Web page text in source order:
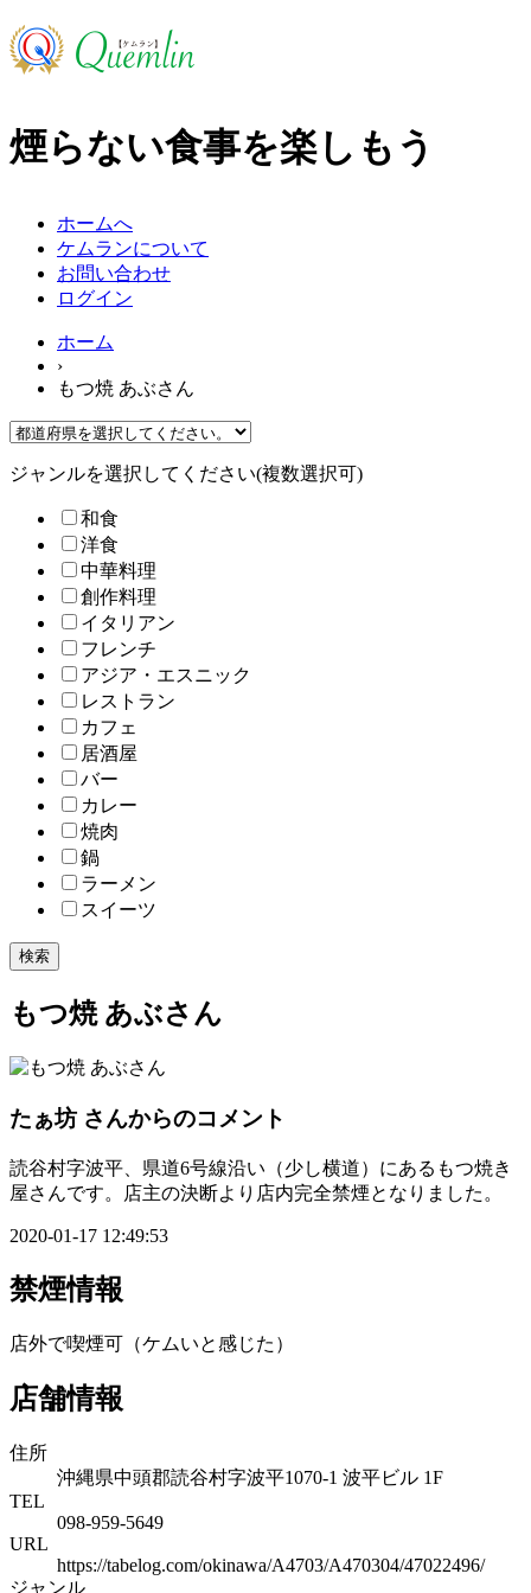
煙らない食事を楽しもう
ホームへ
ケムランについて
お問い合わせ
ログイン
ホーム
›
もつ焼 あぶさん
ジャンルを選択してください(複数選択可)
和食
洋食
中華料理
創作料理
イタリアン
フレンチ
アジア・エスニック
レストラン
カフェ
居酒屋
バー
カレー
焼肉
鍋
ラーメン
スイーツ
検索
もつ焼 あぶさん
たぁ坊 さんからのコメント
読谷村字波平、県道6号線沿い（少し横道）にあるもつ焼き
屋さんです。店主の決断より店内完全禁煙となりました。
2020-01-17 12:49:53
禁煙情報
店外で喫煙可（ケムいと感じた）
店舗情報
住所
沖縄県中頭郡読谷村字波平1070-1 波平ビル 1F
TEL
098-959-5649
URL
https://tabelog.com/okinawa/A4703/A470304/47022496/
ジャンル